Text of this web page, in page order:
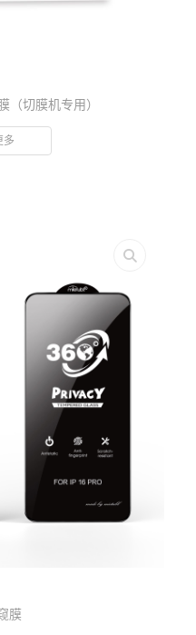
（切膜机专用）
多
膜